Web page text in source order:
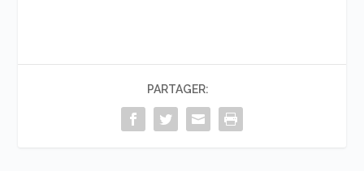
PARTAGER: